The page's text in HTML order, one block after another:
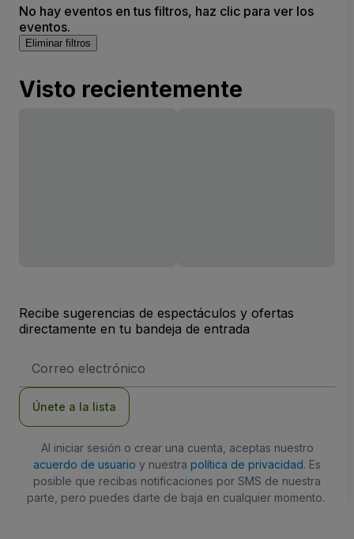
No hay eventos en tus filtros, haz clic para ver los
eventos.
Eliminar filtros
Visto recientemente
Recibe sugerencias de espectáculos y ofertas
directamente en tu bandeja de entrada
de
Únete a la lista
Al iniciar sesión o crear una cuenta, aceptas nuestro
acuerdo de usuario y nuestra política de privacidad. Es
posible que recibas notificaciones por SMS de nuestra
parte, pero puedes darte de baja en cualquier momento.